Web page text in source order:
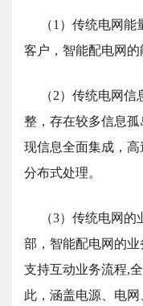
（1）传统电网
客户，智能配电网的
（2）传统电网
整，存在较多信息
现信息全面集成，
分布式处理。
（3）传统电网
部，智能配电网的业
支持互动业务流程,
此，涵盖电源、电